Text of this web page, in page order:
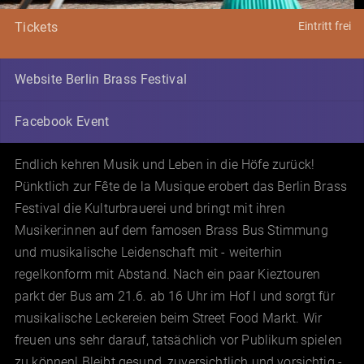
Tickets Eintritt frei
Website Berlin Brass Festival
Facebook Event
Endlich kehren Musik und Leben in die Höfe zurück!
Pünktlich zur Fête de la Musique erobert das Berlin Brass
Festival die Kulturbrauerei und bringt mit ihren
Musiker:innen auf dem famosen Brass Bus Stimmung
und musikalische Leidenschaft mit - weiterhin
regelkonform mit Abstand. Nach ein paar Kieztouren
parkt der Bus am 21.6. ab 16 Uhr im Hof I und sorgt für
musikalische Leckereien beim Street Food Markt. Wir
freuen uns sehr darauf, tatsächlich vor Publikum spielen